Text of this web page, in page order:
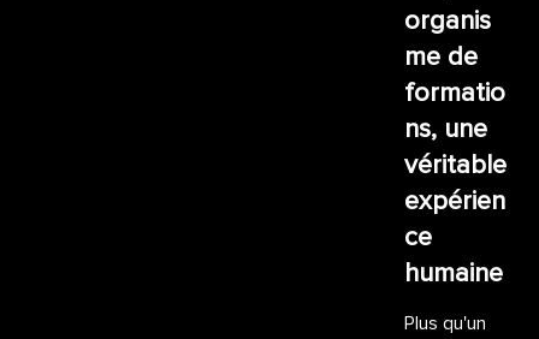
organis
me de
formatio
ns, une
véritable
expérien
ce
humaine
Plus qu'un